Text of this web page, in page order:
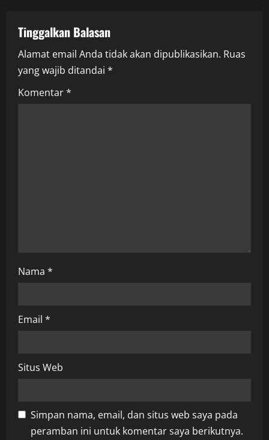
a
v
i
Tinggalkan Balasan
Alamat email Anda tidak akan dipublikasikan. Ruas
yang wajib ditandai *
Komentar*
Nama *
Email *
Situs Web
Simpan nama, email, dan situs web saya pada
peramban ini untuk komentar saya berikutnya.